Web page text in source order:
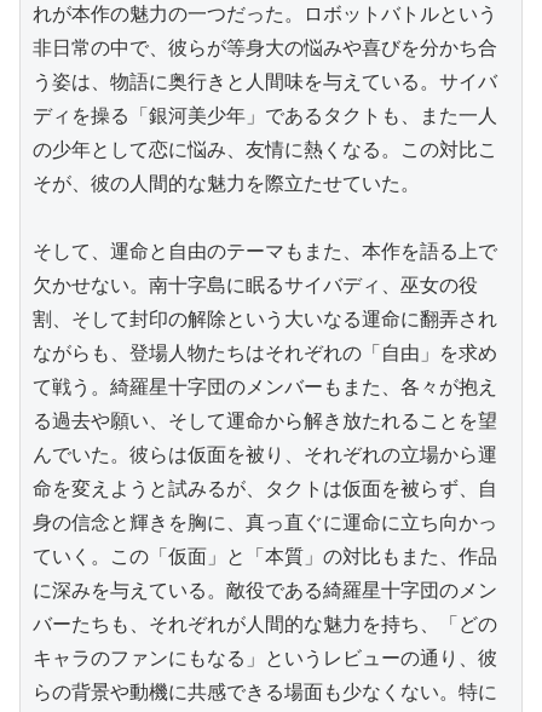
れが本作の魅力の一つだった。ロボットバトルという
非日常の中で、彼らが等身大の悩みや喜びを分かち合
う姿は、物語に奥行きと人間味を与えている。サイバ
ディを操る「銀河美少年」であるタクトも、また一人
の少年として恋に悩み、友情に熱くなる。この対比こ
そが、彼の人間的な魅力を際立たせていた。
そして、運命と自由のテーマもまた、本作を語る上で
欠かせない。南十字島に眠るサイバディ、巫女の役
割、そして封印の解除という大いなる運命に翻弄され
ながらも、登場人物たちはそれぞれの「自由」を求め
て戦う。綺羅星十字団のメンバーもまた、各々が抱え
る過去や願い、そして運命から解き放たれることを望
んでいた。彼らは仮面を被り、それぞれの立場から運
命を変えようと試みるが、タクトは仮面を被らず、自
身の信念と輝きを胸に、真っ直ぐに運命に立ち向かっ
ていく。この「仮面」と「本質」の対比もまた、作品
に深みを与えている。敵役である綺羅星十字団のメン
バーたちも、それぞれが人間的な魅力を持ち、「どの
キャラのファンにもなる」というレビューの通り、彼
らの背景や動機に共感できる場面も少なくない。特に